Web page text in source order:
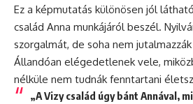
Ez a képmutatás különösen jól
család Anna munkájáról beszél.
szorgalmát, de soha nem
Állandóan elégedetlenek vele,
nélküle nem tudnák fenntartani
„A Vizy család úgy bánt Annával,